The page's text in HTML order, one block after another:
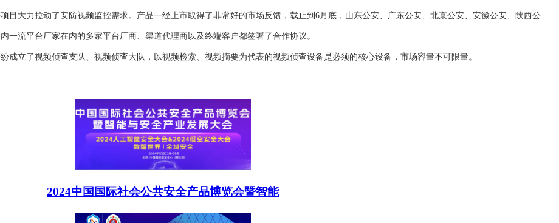
目大力拉动了安防视频监控需求。产品一经上市取得了非常好的市场反馈，载止到6月底，山东公安、广东公安、北京公安、安徽公安、陕西公
流平台厂家在内的多家平台厂商、渠道代理商以及终端客户都签署了合作协议。
成立了视频侦查支队、视频侦查大队，以视频检索、视频摘要为代表的视频侦查设备是必须的核心设备，市场容量不可限量。
2024中国国际社会公共安全产品博览会暨智能